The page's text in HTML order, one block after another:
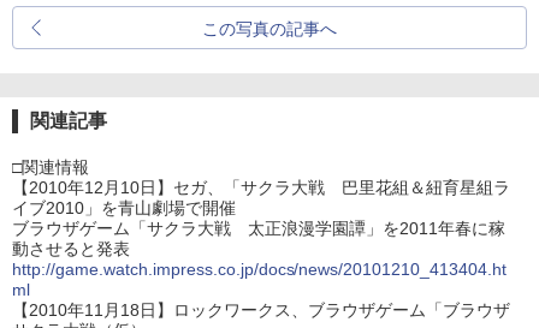
この写真の記事へ
関連記事
□関連情報
【2010年12月10日】セガ、「サクラ大戦 巴里花組＆紐育星組ラ
イブ2010」を青山劇場で開催
ブラウザゲーム「サクラ大戦 太正浪漫学園譚」を2011年春に稼
動させると発表
http://game.watch.impress.co.jp/docs/news/20101210_413404.ht
ml
【2010年11月18日】ロックワークス、ブラウザゲーム「ブラウザ